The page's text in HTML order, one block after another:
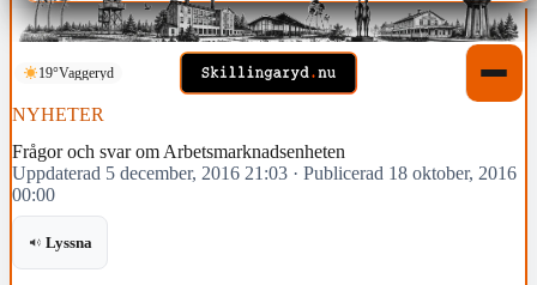
19°Vaggeryd
NYHETER
Frågor och svar om Arbetsmarknadsenheten
Uppdaterad 5 december, 2016 21:03 · Publicerad 18 oktober, 2016
00:00
Lyssna